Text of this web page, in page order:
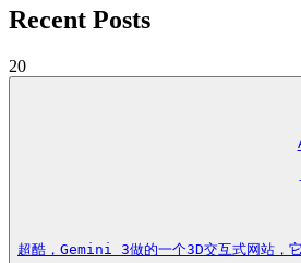
Recent Posts
20
超酷，Gemini 3做的一个3D交互式网站，